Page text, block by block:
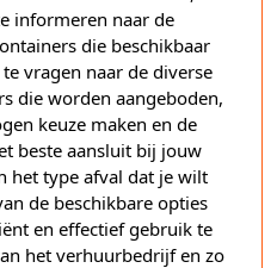
informeren naar de
die beschikbaar
vragen naar de diverse
die worden aangeboden,
keuze maken en de
beste aansluit bij jouw
het type afval dat je wilt
de beschikbare opties
en effectief gebruik te
het verhuurbedrijf en zo